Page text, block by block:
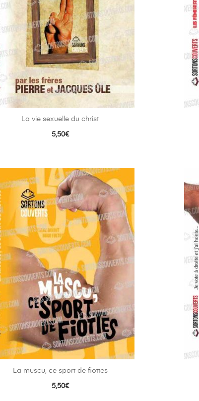
La vie sexuelle du christ
5,50€
La muscu, ce sport de fiottes
5,50€